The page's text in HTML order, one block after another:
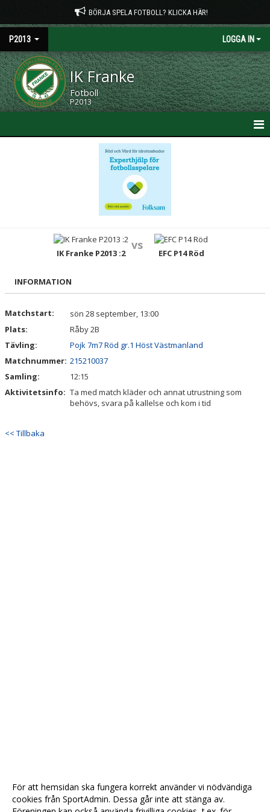
BÖRJA SPELA FOTBOLL? KLICKA HÄR!
P2013 LOGGA IN
IK Franke
Fotboll
P2013
BILDGALLERI
KONTAKT
INTRESSEANMÄLAN
IK Franke P2013 :2
vs
EFC P14 Röd
INFORMATION
Matchstart:
sön 28 september, 13:00
Plats:
Råby 2B
Tävling:
Pojk 7m7 Röd gr.1 Höst Västmanland
Matchnummer: 215210037
Samling:
12:15
Aktivitetsinfo: Ta med match kläder och annat utrustning som
behövs, svara på kallelse och kom i tid
<< Tillbaka
För att hemsidan ska fungera korrekt använder vi nödvändiga
cookies från SportAdmin. Dessa går inte att stänga av.